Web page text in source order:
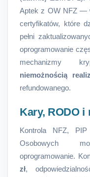
Aptek z OW NFZ —
certyfikatów, które
pełni
oprogramowanie
mechanizmy
niemożnością
refundowanego.
Kary, RODO
Kontrola NFZ,
Osobowych
oprogramowanie.
zł,